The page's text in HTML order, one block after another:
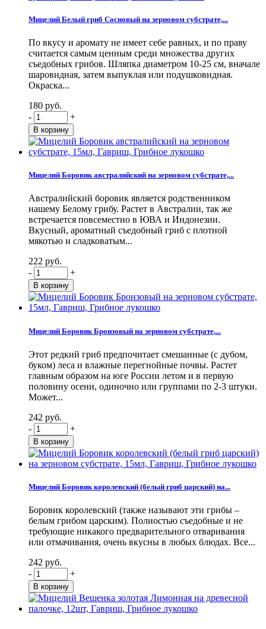
Мицелий Белый гриб Сосновый на зерновом субстрате,...
По вкусу и аромату не имеет себе равных, и по праву
считается самым ценным среди множества других
съедобных грибов. Шляпка диаметром 10-25 см, вначале
шаровидная, затем выпуклая или подушковидная.
Окраска...
180 руб.
-
+
Мицелий Боровик австралийский на зерновом субстрате,...
Австралийский боровик является родственником
нашему Белому грибу. Растет в Австралии, так же
встречается повсеместно в ЮВА и Индонезии.
Вкусный, ароматный съедобный гриб с плотной
мякотью и сладковатым...
222 руб.
-
+
Мицелий Боровик Бронзовый на зерновом субстрате,...
Этот редкий гриб предпочитает смешанные (с дубом,
буком) леса и влажные перегнойные почвы. Растет
главным образом на юге России летом и в первую
половину осени, одиночно или группами по 2-3 штуки.
Может...
242 руб.
-
+
Мицелий Боровик королевский (белый гриб царский) на...
Боровик королевский (также называют эти грибы –
белым грибом царским). Полностью съедобные и не
требующие никакого предварительного отваривания
или отмачивания, очень вкусны в любых блюдах. Все...
242 руб.
-
+